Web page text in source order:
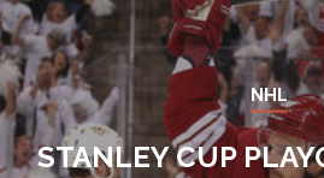
NHL
STANLEY CUP